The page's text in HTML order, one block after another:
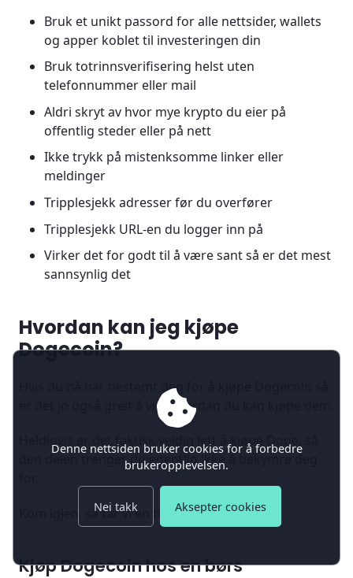
Bruk et unikt passord for alle nettsider, wallets
og apper koblet til investeringen din
Bruk totrinnsverifisering helst uten
telefonnummer eller mail
Aldri skryt av hvor mye krypto du eier på
offentlig steder eller på nett
Ikke trykk på mistenksomme linker eller
meldinger
Tripplesjekk adresser før du overfører
Tripplesjekk URL-en du logger inn på
Virker det for godt til å være sant så er det mest
sannsynlig det
Hvordan kan jeg kjøpe
Dogecoin?
Hvis du nå har bestemt deg for å kjøpe Dogecoin så
er det jo også greit å vite hvordan du kan kjøpe dem.
Heldigvis er det faktisk veldig lett å kjøpe Doge, så
den delen trenger du egentlig ikke å bekymre deg
Kom igjen, så tar vi en titt på det!
Kjøp Dogecoin hos en børs
Denne nettsiden bruker cookies for å forbedre
brukeropplevelsen.
Nei takk Aksepter cookies